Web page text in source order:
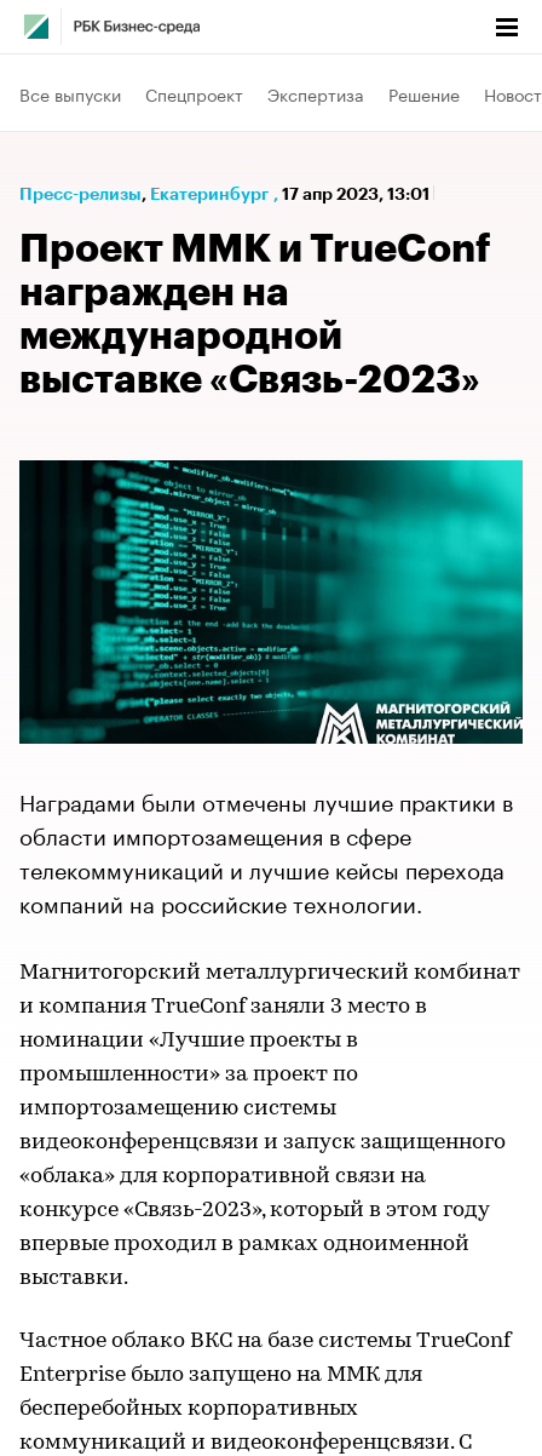
Все выпуски Спецпроект Экспертиза Решение
Пресс-релизы⁠, Екатеринбург , 17 апр 2023, 13:01
Проект ММК и TrueConf
награжден на
международной
выставке «Связь-2023»
Наградами были отмечены лучшие практики в
области импортозамещения в сфере
телекоммуникаций и лучшие кейсы перехода
компаний на российские технологии.
Магнитогорский металлургический комбинат
и компания TrueConf заняли 3 место в
номинации «Лучшие проекты в
промышленности» за проект по
импортозамещению системы
видеоконференцсвязи и запуск защищенного
«облака» для корпоративной связи на
конкурсе «Связь-2023», который в этом году
впервые проходил в рамках одноименной
выставки.
Частное облако ВКС на базе системы TrueConf
Enterprise было запущено на ММК для
бесперебойных корпоративных
коммуникаций и видеоконференцсвязи. С